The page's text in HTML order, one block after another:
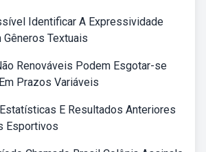
Identificar A Expressividade
Gêneros Textuais
Renováveis Podem Esgotar-se
Prazos Variáveis
E Resultados Anteriores
Esportivos